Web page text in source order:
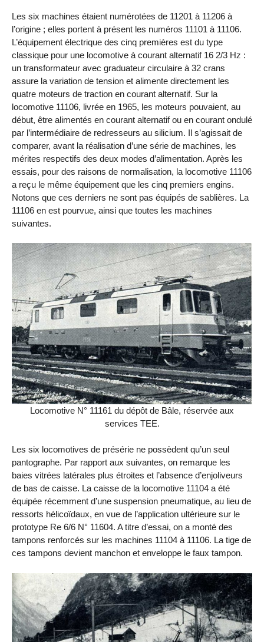
Les six machines étaient numérotées de 11201 à 11206 à
l’origine ; elles portent à présent les numéros 11101 à 11106.
L’équipement électrique des cinq premières est du type
classique pour une locomotive à courant alternatif 16 2/3 Hz :
un transformateur avec graduateur circulaire à 32 crans
assure la variation de tension et alimente directement les
quatre moteurs de traction en courant alternatif. Sur la
locomotive 11106, livrée en 1965, les moteurs pouvaient, au
début, être alimentés en courant alternatif ou en courant ondulé
par l’intermédiaire de redresseurs au silicium. Il s’agissait de
comparer, avant la réalisation d’une série de machines, les
mérites respectifs des deux modes d’alimentation. Après les
essais, pour des raisons de normalisation, la locomotive 11106
a reçu le même équipement que les cinq premiers engins.
Notons que ces derniers ne sont pas équipés de sablières. La
11106 en est pourvue, ainsi que toutes les machines
suivantes.
Locomotive N° 11161 du dépôt de Bâle, réservée aux
services TEE.
Les six locomotives de présérie ne possèdent qu’un seul
pantographe. Par rapport aux suivantes, on remarque les
baies vitrées latérales plus étroites et l’absence d’enjoliveurs
de bas de caisse. La caisse de la locomotive 11104 a été
équipée récemment d’une suspension pneumatique, au lieu de
ressorts hélicoïdaux, en vue de l’application ultérieure sur le
prototype Re 6/6 N° 11604. A titre d’essai, on a monté des
tampons renforcés sur les machines 11104 à 11106. La tige de
ces tampons devient manchon et enveloppe le faux tampon.